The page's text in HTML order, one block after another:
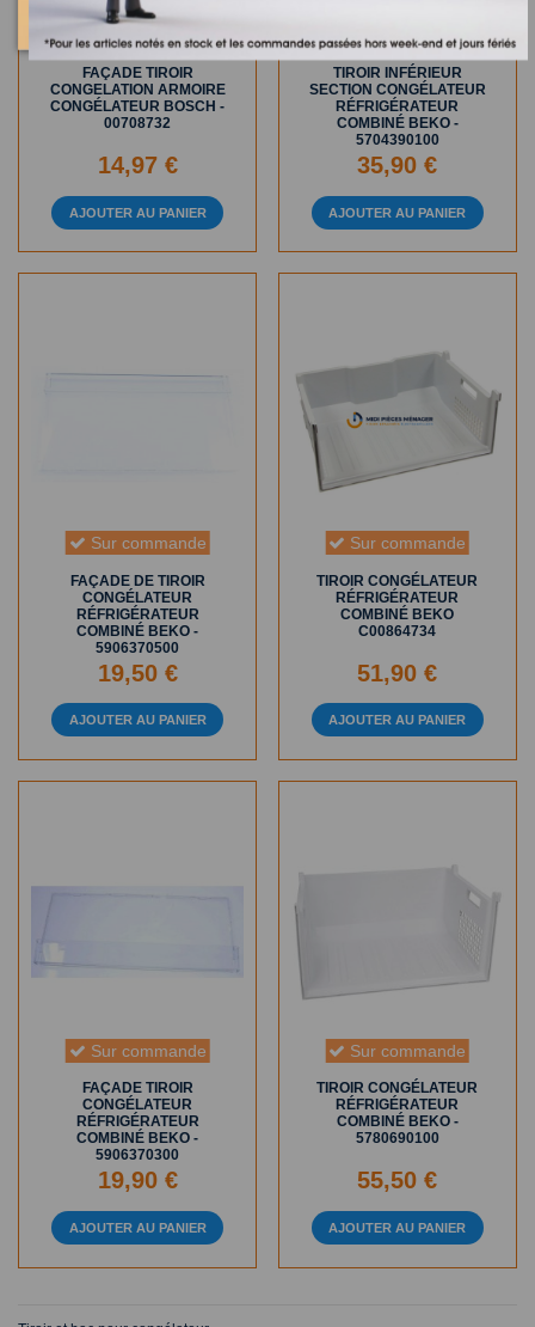
Sur commande
FAÇADE TIROIR
CONGELATION ARMOIRE
CONGÉLATEUR BOSCH -
00708732
14,97 €
AJOUTER AU PANIER
Sur commande
TIROIR INFÉRIEUR
SECTION CONGÉLATEUR
RÉFRIGÉRATEUR
COMBINÉ BEKO -
5704390100
35,90 €
AJOUTER AU PANIER
Sur commande
FAÇADE DE TIROIR
CONGÉLATEUR
RÉFRIGÉRATEUR
COMBINÉ BEKO -
5906370500
19,50 €
AJOUTER AU PANIER
Sur commande
TIROIR CONGÉLATEUR
RÉFRIGÉRATEUR
COMBINÉ BEKO
C00864734
51,90 €
AJOUTER AU PANIER
Sur commande
FAÇADE TIROIR
CONGÉLATEUR
RÉFRIGÉRATEUR
COMBINÉ BEKO -
5906370300
19,90 €
AJOUTER AU PANIER
Sur commande
TIROIR CONGÉLATEUR
RÉFRIGÉRATEUR
COMBINÉ BEKO -
5780690100
55,50 €
AJOUTER AU PANIER